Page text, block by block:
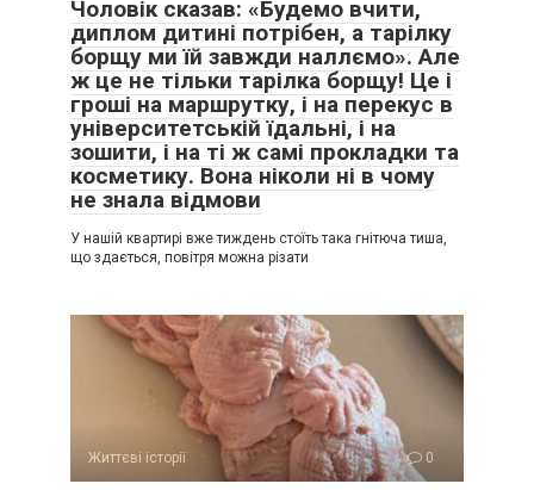
Чоловік сказав: «Будемо вчити,
диплом дитині потрібен, а тарілку
борщу ми їй завжди наллємо». Але
ж це не тільки тарілка борщу! Це і
гроші на маршрутку, і на перекус в
університетській їдальні, і на
зошити, і на ті ж самі прокладки та
косметику. Вона ніколи ні в чому
не знала відмови
У нашій квартирі вже тиждень стоїть така гнітюча тиша,
що здається, повітря можна різати
Життєві історії 0